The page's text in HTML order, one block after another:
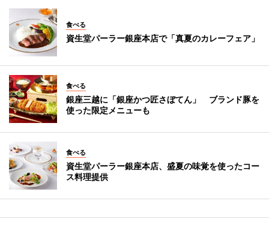
食べる
資生堂パーラー銀座本店で「真夏のカレーフェア」
食べる
銀座三越に「銀座かつ匠さぼてん」 ブランド豚を
使った限定メニューも
食べる
資生堂パーラー銀座本店、盛夏の味覚を使ったコー
ス料理提供